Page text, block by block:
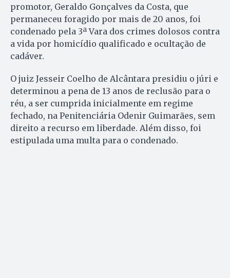
promotor, Geraldo Gonçalves da Costa, que
permaneceu foragido por mais de 20 anos, foi
condenado pela 3ª Vara dos crimes dolosos contra
a vida por homicídio qualificado e ocultação de
cadáver.
O juiz Jesseir Coelho de Alcântara presidiu o júri e
determinou a pena de 13 anos de reclusão para o
réu, a ser cumprida inicialmente em regime
fechado, na Penitenciária Odenir Guimarães, sem
direito a recurso em liberdade. Além disso, foi
estipulada uma multa para o condenado.